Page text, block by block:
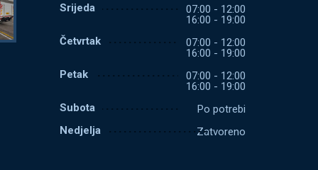
Srijeda
07:00 - 12:00
16:00 - 19:00
Četvrtak
07:00 - 12:00
16:00 - 19:00
Petak
07:00 - 12:00
16:00 - 19:00
Subota
Po potrebi
Nedjelja
Zatvoreno